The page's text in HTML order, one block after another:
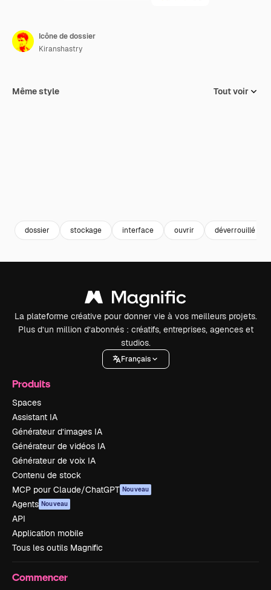
Icône de dossier
Kiranshastry
Même style Tout voir
dossier stockage interface ouvrir déverrouillé
La plateforme créative pour donner vie à vos meilleurs projets.
Plus d’un million d’abonnés : créatifs, entreprises, agences et
studios.
Français
Produits
Spaces
Assistant IA
Générateur d’images IA
Générateur de vidéos IA
Générateur de voix IA
Contenu de stock
MCP pour Claude/ChatGPT Nouveau
Agents Nouveau
API
Application mobile
Tous les outils Magnific
Commencer